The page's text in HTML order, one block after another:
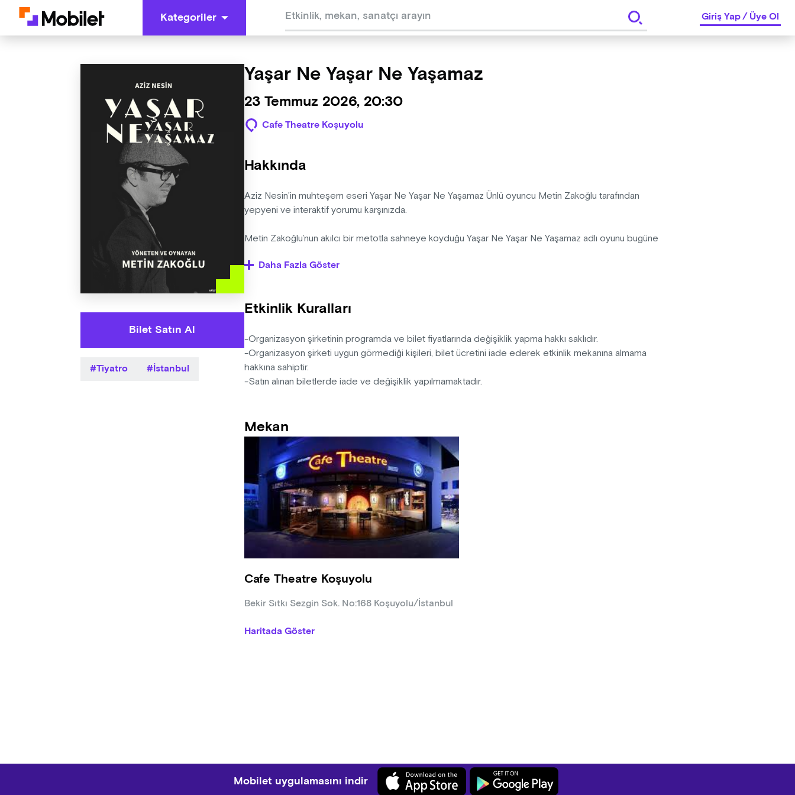
Kategoriler Giriş Yap/Üye Ol
Bilet Satın Al
Tiyatro İstanbul
Yaşar Ne Yaşar Ne Yaşamaz
23 Temmuz 2026, 20:30
Cafe Theatre Koşuyolu
Hakkında
Aziz Nesin’in muhteşem eseri Yaşar Ne Yaşar Ne Yaşamaz Ünlü oyuncu Metin Zakoğlu tarafından
yepyeni ve interaktif yorumu karşınızda.
Metin Zakoğlu’nun akılcı bir metotla sahneye koyduğu Yaşar Ne Yaşar Ne Yaşamaz adlı oyunu bugüne
oyuncu mu, oyuncular oyuncu mu, mahkum mu yoksa kendileri mi gelin bunu hep beraber izleyerek
Yazan: Aziz Nesin
Müzik: Şükrü Toprak
Dekor-Kostüm: Tuğba Zakoğlu
Işık-Müzik: İrem Özer
Daha Fazla Göster
Etkinlik Kuralları
-Organizasyon şirketinin programda ve bilet fiyatlarında değişiklik yapma hakkı saklıdır.
-Organizasyon şirketi uygun görmediği kişileri, bilet ücretini iade ederek etkinlik mekanına almama
hakkına sahiptir.
-Satın alınan biletlerde iade ve değişiklik yapılmamaktadır.
Mekan
Cafe Theatre Koşuyolu
Bekir Sıtkı Sezgin Sok. No:168 Koşuyolu/İstanbul
Haritada Göster
Mobilet uygulamasını indir